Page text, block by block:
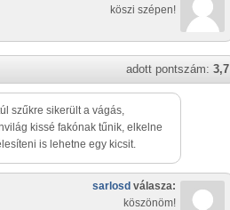
köszi szépen!
adott pontszám: 3,7
szűkre sikerült a vágás,
kissé fakónak tűnik, elkelne
is lehetne egy kicsit.
sarlosd válasza:
köszönöm!